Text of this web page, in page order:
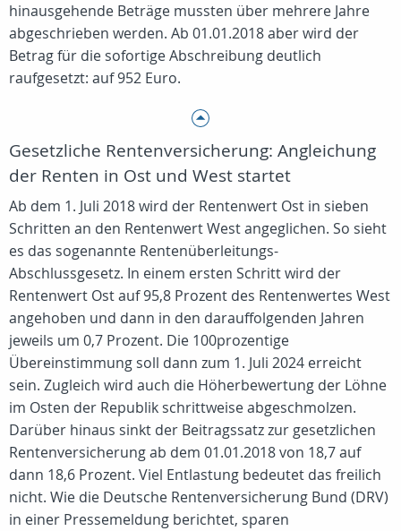
hinausgehende Beträge mussten über mehrere Jahre
abgeschrieben werden. Ab 01.01.2018 aber wird der
Betrag für die sofortige Abschreibung deutlich
raufgesetzt: auf 952 Euro.
Gesetzliche Rentenversicherung: Angleichung
der Renten in Ost und West startet
Ab dem 1. Juli 2018 wird der Rentenwert Ost in sieben
Schritten an den Rentenwert West angeglichen. So sieht
es das sogenannte Rentenüberleitungs-
Abschlussgesetz. In einem ersten Schritt wird der
Rentenwert Ost auf 95,8 Prozent des Rentenwertes West
angehoben und dann in den darauffolgenden Jahren
jeweils um 0,7 Prozent. Die 100prozentige
Übereinstimmung soll dann zum 1. Juli 2024 erreicht
sein. Zugleich wird auch die Höherbewertung der Löhne
im Osten der Republik schrittweise abgeschmolzen.
Darüber hinaus sinkt der Beitragssatz zur gesetzlichen
Rentenversicherung ab dem 01.01.2018 von 18,7 auf
dann 18,6 Prozent. Viel Entlastung bedeutet das freilich
nicht. Wie die Deutsche Rentenversicherung Bund (DRV)
in einer Pressemeldung berichtet, sparen